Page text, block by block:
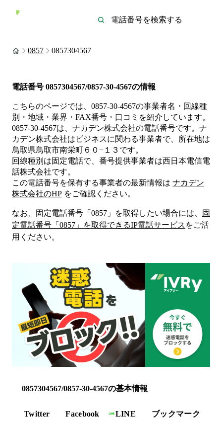
0857 0857304567
電話番号 0857304567/0857-30-4567の情報
こちらのページでは、 0857-30-4567の事業者名・回線種
別・地域・業界・FAX番号・口コミを紹介しています。
0857-30-4567は、 ナカデン株式会社の電話番号です。 ナ
カデン株式会社は ビジネスに関わる事業者で、所在地は
鳥取県鳥取市南栄町６０−１３ です。
回線種別は固定電話で、番号提供事業者は西日本電信電
話株式会社です。
この電話番号を保有する事業者の最新情報は ナカデン
株式会社のHP をご確認ください。
なお、固定電話番号「 0857 」を取得したい場合には、
固
定電話番号「 0857 」を取得できるIP電話サービス をご活
用ください。
0857304567/0857-30-4567の基本情報
Twitter Facebook LINE
ブックマーク